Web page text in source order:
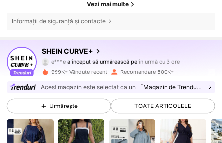
Vezi mai multe
Informații de siguranță și contacte
SHEIN CURVE+
m***2navighează
4,81
513K Urmăritori
4,81 513K Urmăritori
4,81 513K Urmăritori
999K+ Vândute recent Recomandare 500K+
Acest magazin este selectat ca un 「Magazin de Trenduri」
Urmărește TOATE ARTICOLELE